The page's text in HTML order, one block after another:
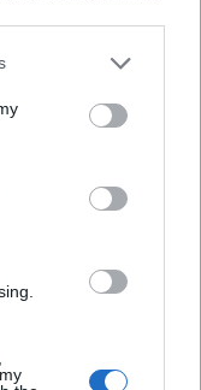
or more Google
You may click to
party tags to
in below Google
του μενού και
καθημερινά
οστρακοειδή
και του
τις άλλες
με γνώση και
μας… χωρίς